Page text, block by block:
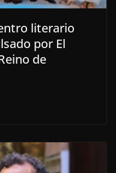
literario
por El
de